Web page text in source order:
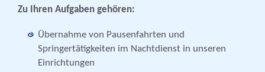
Zu Ihren Aufgaben gehören:
Übernahme von Pausenfahrten und
Springertätigkeiten im Nachtdienst in unseren
Einrichtungen